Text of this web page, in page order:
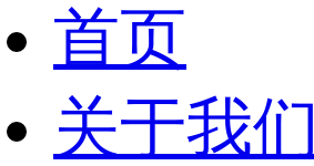
首页
关于我们